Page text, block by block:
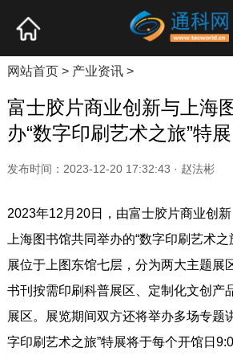
产业资讯 企业
网站首页> 产业资讯>
富士胶片商业创新与上海
办“数字印刷艺术之旅”特展
发布时间：2023-12-20 17:32:43 · 赵法彬
2023年12月20日，由富士胶片商业创
上海图书馆共同举办的“数字印刷艺术
展位于上图东馆七层，分为两大主题展
书刊按需印刷科普展区、定制化文创产
展区。展览期间双方还将举办多场专题
字印刷艺术之旅”特展将于每个开馆日